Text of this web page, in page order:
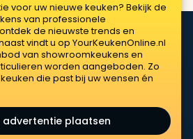
voor uw nieuwe keuken? Bekijk de
van professionele
de nieuwste trends en
vindt u op YourKeukenOnline.nl
van showroomkeukens en
worden aangeboden. Zo
die past bij uw wensen én
advertentie plaatsen